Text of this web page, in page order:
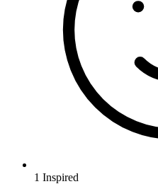
1 Inspired